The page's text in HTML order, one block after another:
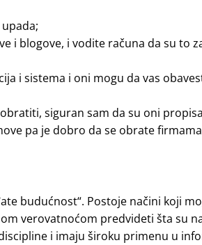
i blogove, i vodite računa da su to
i sistema i oni mogu da vas
siguran sam da su oni
pa je dobro da se obrate
budućnost“. Postoje načini koji
verovatnoćom predvideti šta su
i imaju široku primenu u